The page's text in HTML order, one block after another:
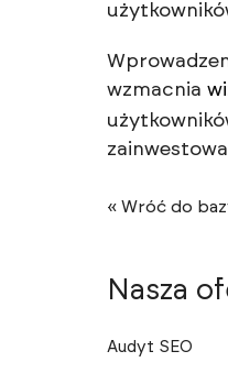
wzmacnia
« Wróć do
Nasza
Audyt SEO